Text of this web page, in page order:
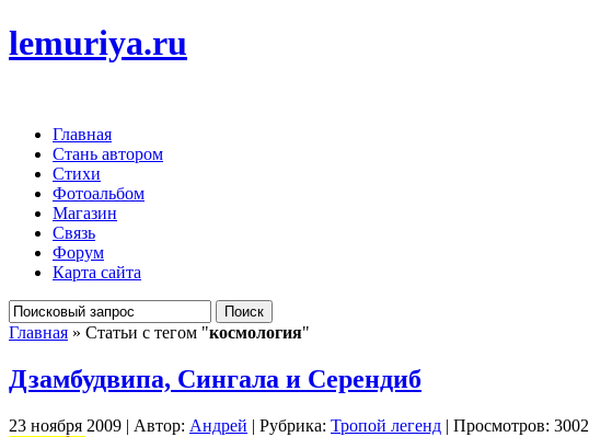
lemuriya.ru
Главная
Стань автором
Стихи
Фотоальбом
Магазин
Связь
Форум
Карта сайта
Главная » Статьи с тегом "космология"
Дзамбудвипа, Сингала и Серендиб
23 ноября 2009 | Автор: Андрей | Рубрика: Тропой легенд | Просмотров: 3002